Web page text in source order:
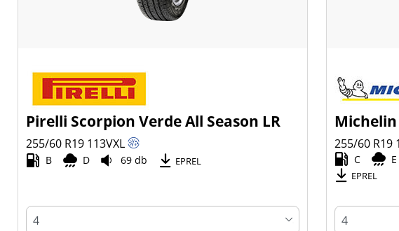
Pirelli Scorpion Verde All Season LR
255/60 R19 113VXL
B D 69 db EPREL
Michelin
255/60 R19
C E
EPREL